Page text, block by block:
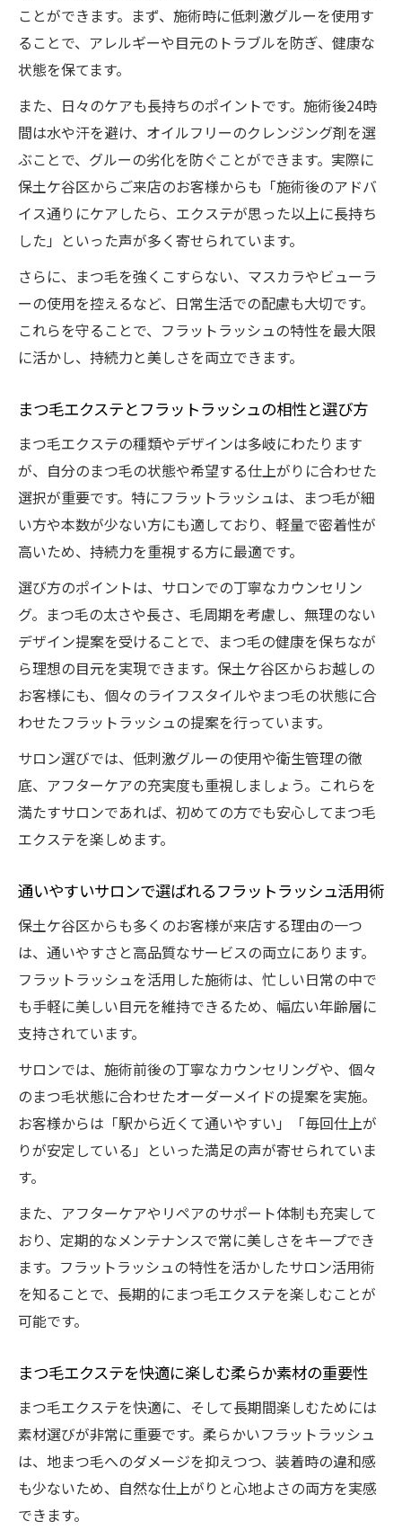
ことができます。まず、施術時に低刺激グルーを使用す
ることで、アレルギーや目元のトラブルを防ぎ、健康な
状態を保てます。
また、日々のケアも長持ちのポイントです。施術後24時
間は水や汗を避け、オイルフリーのクレンジング剤を選
ぶことで、グルーの劣化を防ぐことができます。実際に
保土ケ谷区からご来店のお客様からも「施術後のアドバ
イス通りにケアしたら、エクステが思った以上に長持ち
した」といった声が多く寄せられています。
さらに、まつ毛を強くこすらない、マスカラやビューラ
ーの使用を控えるなど、日常生活での配慮も大切です。
これらを守ることで、フラットラッシュの特性を最大限
に活かし、持続力と美しさを両立できます。
まつ毛エクステとフラットラッシュの相性と選び方
まつ毛エクステの種類やデザインは多岐にわたります
が、自分のまつ毛の状態や希望する仕上がりに合わせた
選択が重要です。特にフラットラッシュは、まつ毛が細
い方や本数が少ない方にも適しており、軽量で密着性が
高いため、持続力を重視する方に最適です。
選び方のポイントは、サロンでの丁寧なカウンセリン
グ。まつ毛の太さや長さ、毛周期を考慮し、無理のない
デザイン提案を受けることで、まつ毛の健康を保ちなが
ら理想の目元を実現できます。保土ケ谷区からお越しの
お客様にも、個々のライフスタイルやまつ毛の状態に合
わせたフラットラッシュの提案を行っています。
サロン選びでは、低刺激グルーの使用や衛生管理の徹
底、アフターケアの充実度も重視しましょう。これらを
満たすサロンであれば、初めての方でも安心してまつ毛
エクステを楽しめます。
通いやすいサロンで選ばれるフラットラッシュ活用術
保土ケ谷区からも多くのお客様が来店する理由の一つ
は、通いやすさと高品質なサービスの両立にあります。
フラットラッシュを活用した施術は、忙しい日常の中で
も手軽に美しい目元を維持できるため、幅広い年齢層に
支持されています。
サロンでは、施術前後の丁寧なカウンセリングや、個々
のまつ毛状態に合わせたオーダーメイドの提案を実施。
お客様からは「駅から近くて通いやすい」「毎回仕上が
りが安定している」といった満足の声が寄せられていま
す。
また、アフターケアやリペアのサポート体制も充実して
おり、定期的なメンテナンスで常に美しさをキープでき
ます。フラットラッシュの特性を活かしたサロン活用術
を知ることで、長期的にまつ毛エクステを楽しむことが
可能です。
まつ毛エクステを快適に楽しむ柔らか素材の重要性
まつ毛エクステを快適に、そして長期間楽しむためには
素材選びが非常に重要です。柔らかいフラットラッシュ
は、地まつ毛へのダメージを抑えつつ、装着時の違和感
も少ないため、自然な仕上がりと心地よさの両方を実感
できます。